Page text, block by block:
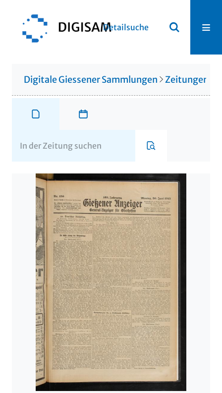
Detailsuche
Digitale Giessener Sammlungen Zeitungen